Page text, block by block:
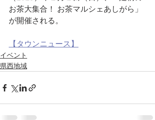
お茶大集合！ お茶マルシェあしがら」
が開催される。
【タウンニュース】
イベント
県西地域